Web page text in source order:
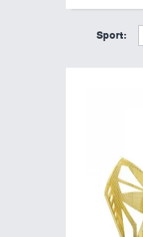
Sport: